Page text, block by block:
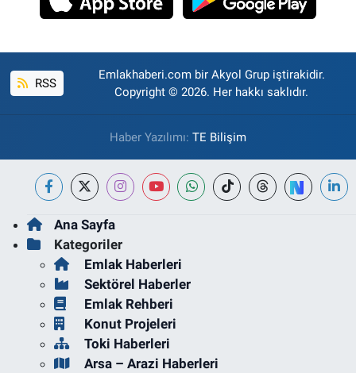
RSS
Emlakhaberi.com bir Akyol Grup iştirakidir.
Copyright © 2026. Her hakkı saklıdır.
Haber Yazılımı: TE Bilişim
Ana Sayfa
Kategoriler
Emlak Haberleri
Sektörel Haberler
Emlak Rehberi
Konut Projeleri
Toki Haberleri
Arsa – Arazi Haberleri